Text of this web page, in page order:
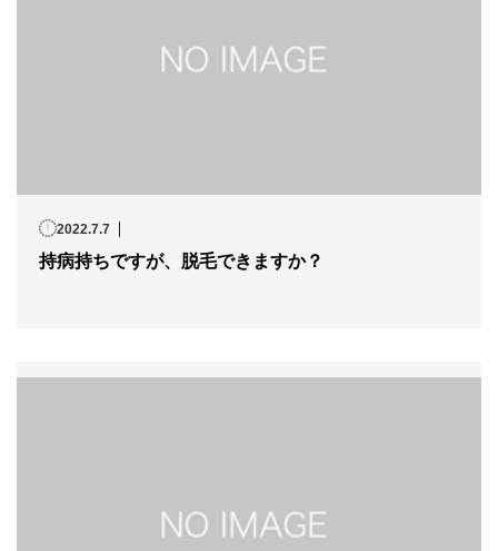
2022.7.7
持病持ちですが、脱毛できますか？